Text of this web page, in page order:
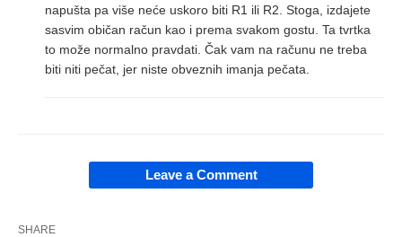
napušta pa više neće uskoro biti R1 ili R2. Stoga, izdajete
sasvim običan račun kao i prema svakom gostu. Ta tvrtka
to može normalno pravdati. Čak vam na računu ne treba
biti niti pečat, jer niste obveznih imanja pečata.
Leave a Comment
SHARE